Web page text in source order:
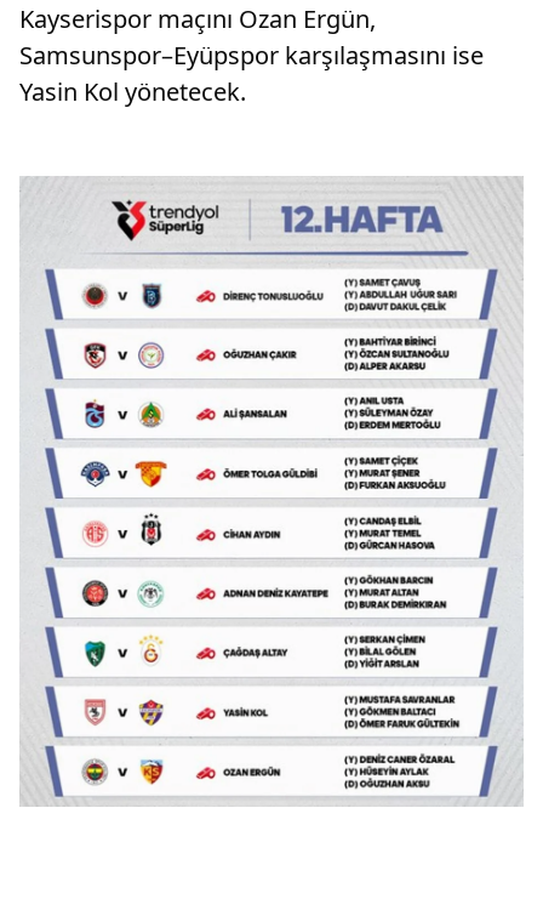
Kayserispor maçını Ozan Ergün,
Samsunspor–Eyüpspor karşılaşmasını ise
Yasin Kol yönetecek.